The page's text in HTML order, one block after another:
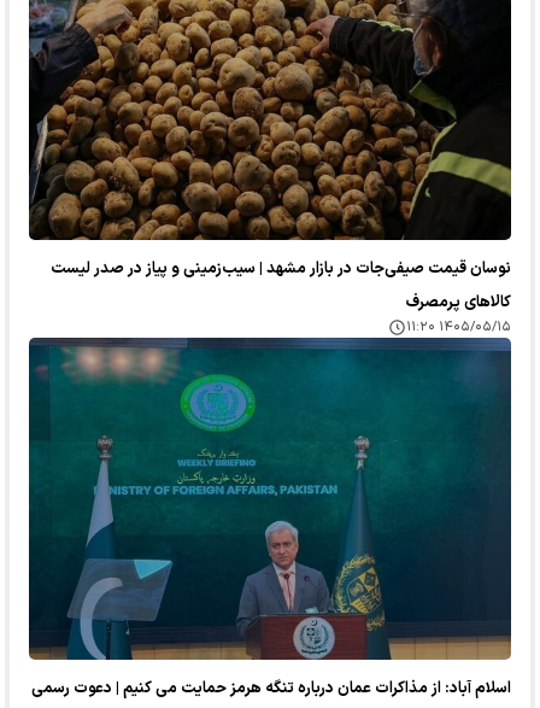
نوسان قیمت صیفی‌جات در بازار مشهد | سیب‌زمینی و پیاز در صدر لیست
کالا‌های پرمصرف
۱۴۰۵/۰۵/۱۵ ۱۱:۲۰
اسلام آباد: از مذاکرات عمان درباره تنگه هرمز حمایت می کنیم | دعوت رسمی